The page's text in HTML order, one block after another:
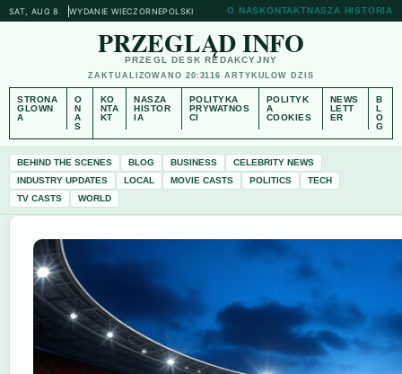
SAT, AUG 8 WYDANIE WIECZORNEPOLSKI O NASKONTAKTNASZA HISTORIA
PRZEGLĄD INFO
PRZEGL DESK REDAKCYJNY
ZAKTUALIZOWANO 20:3116 ARTYKULOW DZIS
STRONA
GLOWN
A
O
N
A
S
KO
NTA
KT
NASZA
HISTOR
IA
POLITYKA
PRYWATNOS
CI
POLITYK
A
COOKIES
NEWS
LETT
ER
B
L
O
G
BEHIND THE SCENES BLOG BUSINESS
CELEBRITY NEWS
INDUSTRY UPDATES
LOCAL MOVIE CASTS POLITICS
TECH
TV CASTS
WORLD